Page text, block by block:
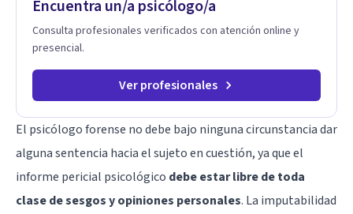
padres que buscan orientación y pautas claras para educar
primer paso hacia una convivencia familiar más armoniosa,
agenda tu sesión y empecemos a trabajar juntos.
Encuentra un/a psicólogo/a
Consulta profesionales verificados con atención online y
presencial.
Ver profesionales
El psicólogo forense no debe bajo ninguna circunstancia dar
alguna sentencia hacia el sujeto en cuestión, ya que el
informe pericial psicológico debe estar libre de toda
clase de sesgos y opiniones personales. La imputabilidad